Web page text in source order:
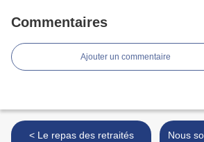
Commentaires
Ajouter un commentaire
< Le repas des retraités
Nous